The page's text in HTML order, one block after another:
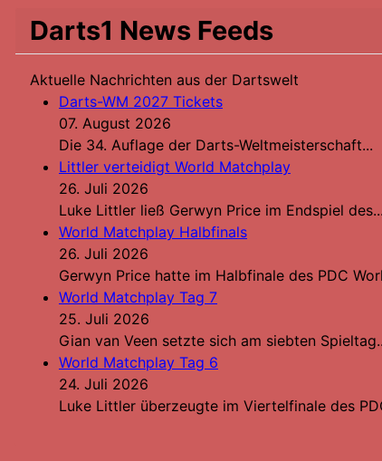
Darts1 News Feeds
Aktuelle Nachrichten aus der Dartswelt
Darts-WM 2027 Tickets
07. August 2026
Die 34. Auflage der Darts-Weltmeisterschaft...
Littler verteidigt World Matchplay
26. Juli 2026
Luke Littler ließ Gerwyn Price im Endspiel des...
World Matchplay Halbfinals
26. Juli 2026
Gerwyn Price hatte im Halbfinale des PDC
World Matchplay Tag 7
25. Juli 2026
Gian van Veen setzte sich am siebten
World Matchplay Tag 6
24. Juli 2026
Luke Littler überzeugte im Viertelfinale des